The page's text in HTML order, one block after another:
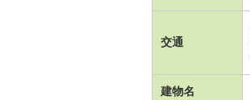
交通
建物名